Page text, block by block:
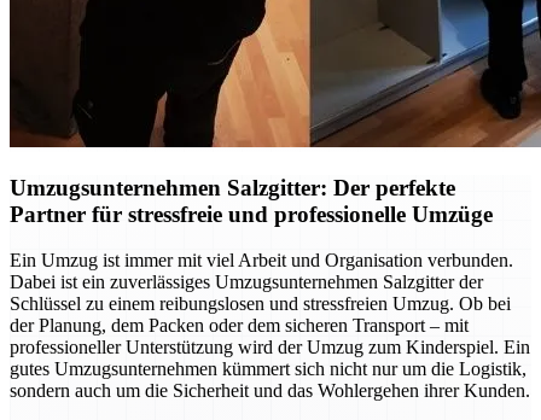
Umzugsunternehmen Salzgitter: Der perfekte
Partner für stressfreie und professionelle Umzüge
Ein Umzug ist immer mit viel Arbeit und Organisation verbunden.
Dabei ist ein zuverlässiges Umzugsunternehmen Salzgitter der
Schlüssel zu einem reibungslosen und stressfreien Umzug. Ob bei
der Planung, dem Packen oder dem sicheren Transport – mit
professioneller Unterstützung wird der Umzug zum Kinderspiel. Ein
gutes Umzugsunternehmen kümmert sich nicht nur um die Logistik,
sondern auch um die Sicherheit und das Wohlergehen ihrer Kunden.